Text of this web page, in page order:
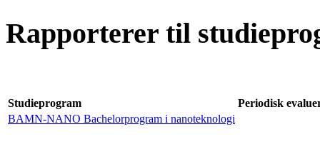
Rapporterer til
Studieprogram
Periodisk
BAMN-NANO Bachelorprogram i nanoteknologi